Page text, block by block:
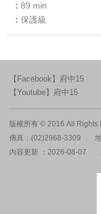
89 min
保護級
【Facebook】府中15
【Youtube】府中15
版權所有 © 2016 All Rights
傳真：(02)2968-3309
內容更新 ：2026-08-07